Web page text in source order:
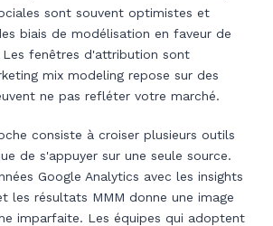
sont souvent optimistes et
biais de modélisation en faveur de
fenêtres d'attribution sont
mix modeling repose sur des
ne pas refléter votre marché.
consiste à croiser plusieurs outils
de s'appuyer sur une seule source.
Google Analytics avec les insights
les résultats MMM donne une image
imparfaite. Les équipes qui adoptent